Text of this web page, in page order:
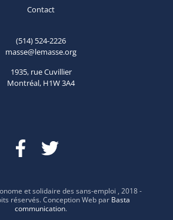
Contact
(514) 524-2226
masse@lemasse.org
1935, rue Cuvillier
Montréal, H1W 3A4
et solidaire des sans-emploi , 2018 -
réservés. Conception Web par Basta
communication.